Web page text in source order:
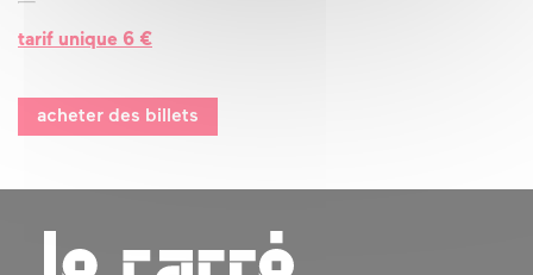
tarif unique 6 €
acheter des billets